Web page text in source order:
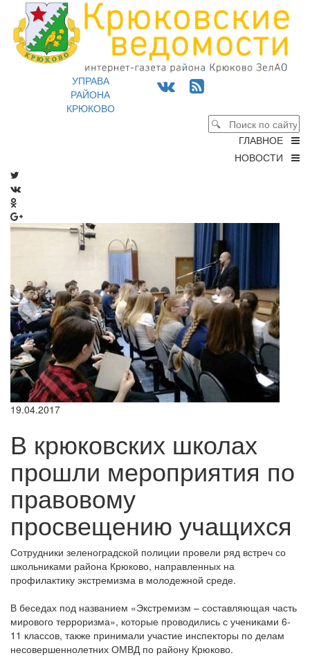
УПРАВА
РАЙОНА
КРЮКОВО
ГЛАВНОЕ
НОВОСТИ
19.04.2017
В крюковских школах
прошли мероприятия по
правовому
просвещению учащихся
Сотрудники зеленоградской полиции провели ряд встреч со
школьниками района Крюково, направленных на
профилактику экстремизма в молодежной среде.
В беседах под названием «Экстремизм – составляющая часть
мирового терроризма», которые проводились с учениками 6-
11 классов, также принимали участие инспекторы по делам
несовершеннолетних ОМВД по району Крюково.